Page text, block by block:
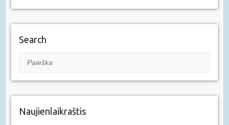
Search
Paieška
Naujienlaikraštis